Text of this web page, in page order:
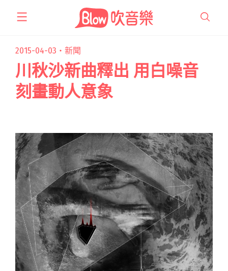
2015-04-03・ 新聞
川秋沙新曲釋出 用白噪音
刻畫動人意象